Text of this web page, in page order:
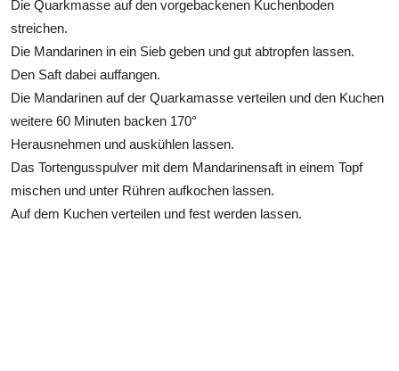
Die Quarkmasse auf den vorgebackenen Kuchenboden
streichen.
Die Mandarinen in ein Sieb geben und gut abtropfen lassen.
Den Saft dabei auffangen.
Die Mandarinen auf der Quarkamasse verteilen und den Kuchen
weitere 60 Minuten backen 170°
Herausnehmen und auskühlen lassen.
Das Tortengusspulver mit dem Mandarinensaft in einem Topf
mischen und unter Rühren aufkochen lassen.
Auf dem Kuchen verteilen und fest werden lassen.